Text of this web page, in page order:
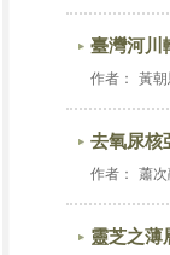
臺灣河川
作者： 黃
去氧尿核
作者： 蕭
靈芝之薄